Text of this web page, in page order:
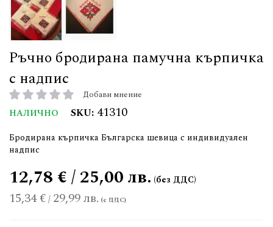
Ръчно бродирана памучна кърпичка
с надпис
рейтинг: Добави мнение
НАЛИЧНО SKU 41310
Бродирана кърпичка Българска шевица с индивидуален
надпис
15,34 €/ 29,99 лв.
12,78 € / 25,00 лв.